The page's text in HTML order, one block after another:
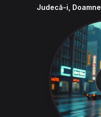
Judecă-i, Doamne